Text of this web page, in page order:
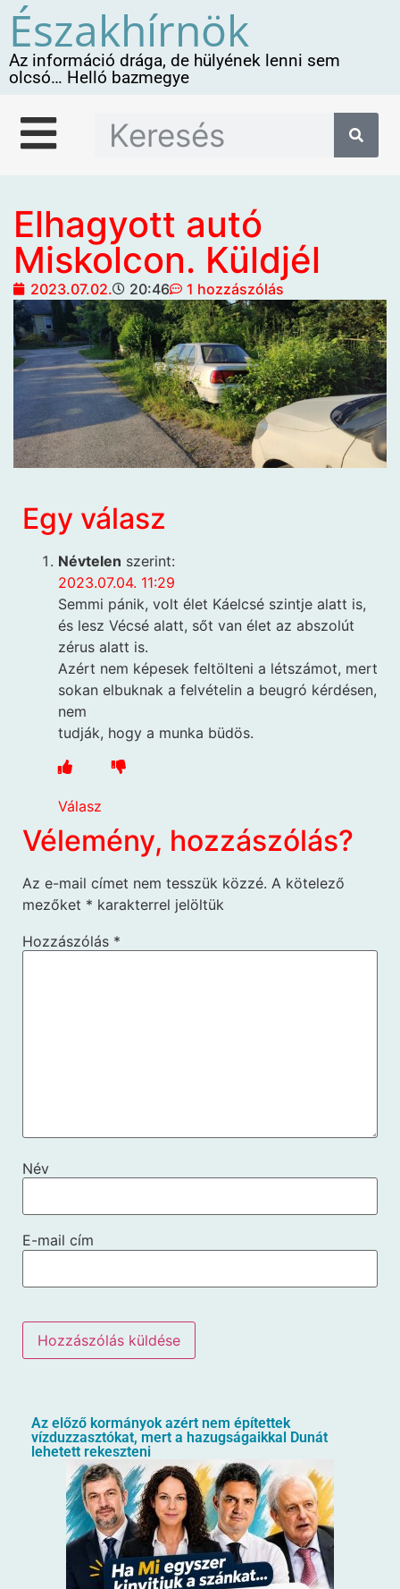
Északhírnök
Az információ drága, de hülyének lenni sem
olcsó… Helló bazmegye
Elhagyott autó
Miskolcon. Küldjél
2023.07.02. 20:46 1 hozzászólás
Egy válasz
Névtelen szerint:
2023.07.04. 11:29
Semmi pánik, volt élet Káelcsé szintje alatt is,
és lesz Vécsé alatt, sőt van élet az abszolút
zérus alatt is.
Azért nem képesek feltölteni a létszámot, mert
sokan elbuknak a felvételin a beugró kérdésen,
nem
tudják, hogy a munka büdös.
Válasz
Vélemény, hozzászólás?
Az e-mail címet nem tesszük közzé. A kötelező
mezőket * karakterrel jelöltük
Hozzászólás *
Név
E-mail cím
Az előző kormányok azért nem építettek
vízduzzasztókat, mert a hazugságaikkal Dunát
lehetett rekeszteni